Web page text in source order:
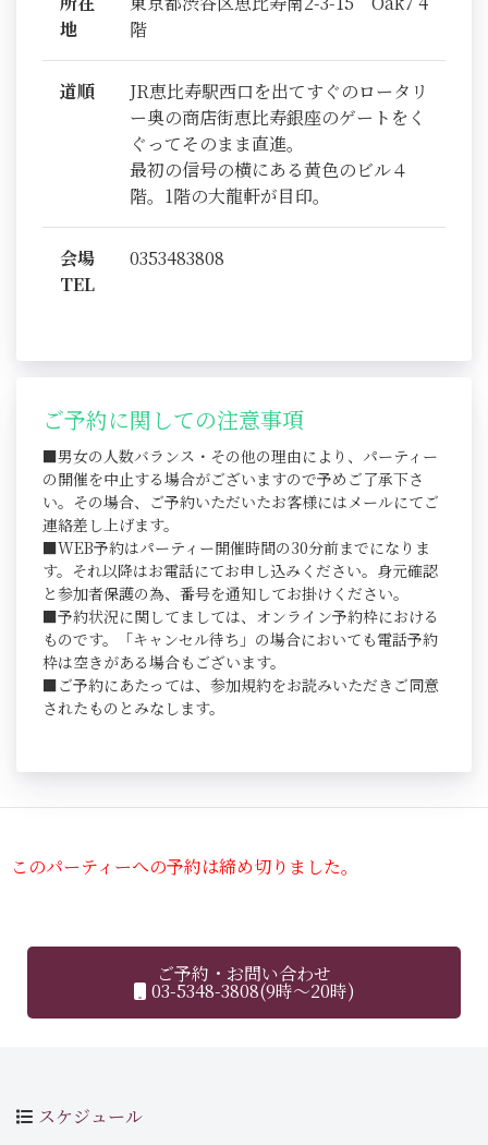
地
階
道順
JR恵比寿駅西口を出てすぐのロータリ
ー奥の商店街恵比寿銀座のゲートをく
ぐってそのまま直進。
最初の信号の横にある黄色のビル４
階。1階の大龍軒が目印。
会場
TEL
0353483808
ご予約に関しての注意事項
■男女の人数バランス・その他の理由により、パーティー
の開催を中止する場合がございますので予めご了承下さ
い。その場合、ご予約いただいたお客様にはメールにてご
連絡差し上げます。
■WEB予約はパーティー開催時間の30分前までになりま
す。それ以降はお電話にてお申し込みください。身元確認
と参加者保護の為、番号を通知してお掛けください。
■予約状況に関してましては、オンライン予約枠における
ものです。「キャンセル待ち」の場合においても電話予約
枠は空きがある場合もございます。
■ご予約にあたっては、参加規約をお読みいただきご同意
されたものとみなします。
このパーティーへの予約は締め切りました。
ご予約・お問い合わせ
03-5348-3808(9時～20時)
スケジュール